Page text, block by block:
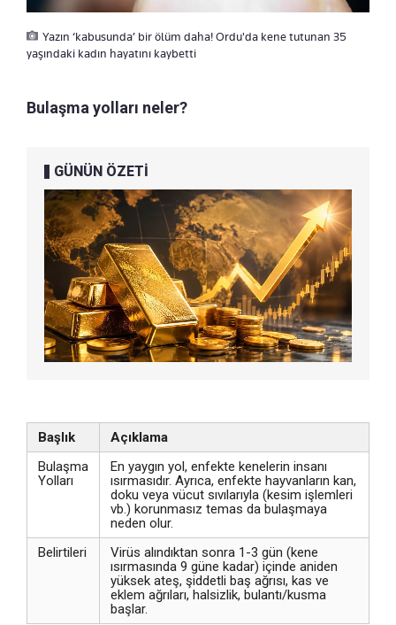
Yazın ‘kabusunda’ bir ölüm daha! Ordu'da kene tutunan 35
yaşındaki kadın hayatını kaybetti
Bulaşma yolları neler?
GÜNÜN ÖZETİ
Başlık
Açıklama
Bulaşma
Yolları
En yaygın yol, enfekte kenelerin insanı
ısırmasıdır. Ayrıca, enfekte hayvanların kan,
doku veya vücut sıvılarıyla (kesim işlemleri
vb.) korunmasız temas da bulaşmaya
neden olur.
Belirtileri
Virüs alındıktan sonra 1-3 gün (kene
ısırmasında 9 güne kadar) içinde aniden
yüksek ateş, şiddetli baş ağrısı, kas ve
eklem ağrıları, halsizlik, bulantı/kusma
başlar.